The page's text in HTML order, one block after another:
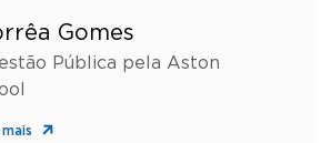
Gomes
Pública pela Aston